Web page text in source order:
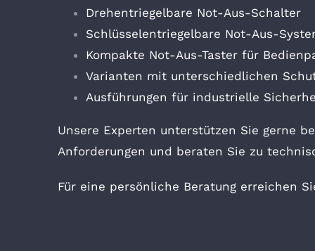
Drehentriegelbare Not-Aus-Schalter
Schlüsselentriegelbare Not-Aus-
Kompakte Not-Aus-Taster für
Varianten mit unterschiedlichen
Ausführungen für industrielle
Unsere Experten unterstützen Sie gerne
Anforderungen und beraten Sie zu
Für eine persönliche Beratung erreichen